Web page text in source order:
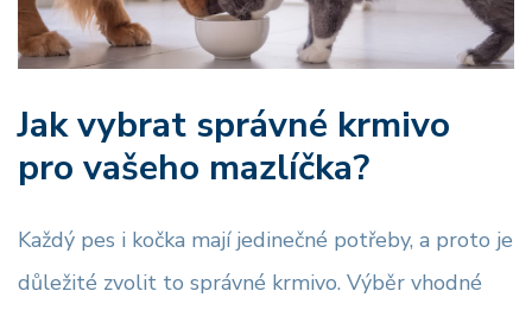
Jak vybrat správné krmivo
pro vašeho mazlíčka?
Každý pes i kočka mají jedinečné potřeby, a proto je
důležité zvolit to správné krmivo. Výběr vhodné